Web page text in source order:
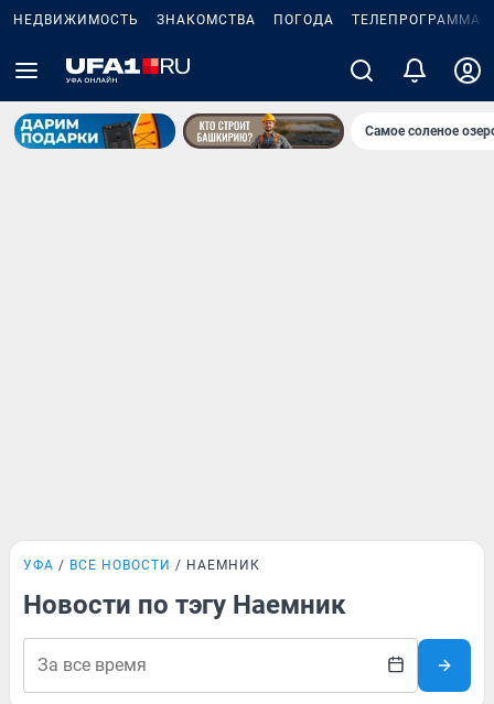
НЕДВИЖИМОСТЬ ЗНАКОМСТВА ПОГОДА ТЕЛЕПРОГРАММА
Самое соленое
УФА ВСЕ НОВОСТИ НАЕМНИК
Новости по тэгу Наемник